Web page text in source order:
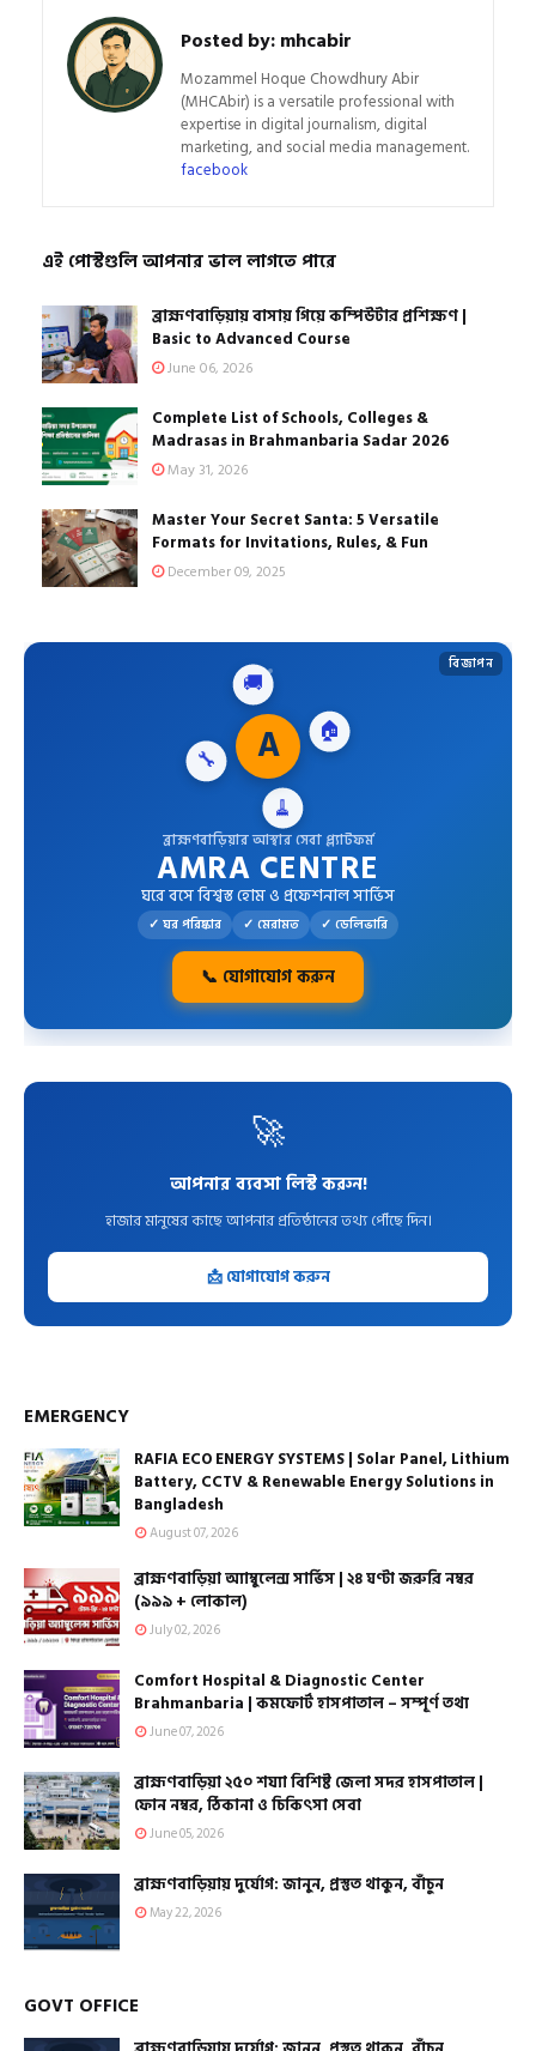
Posted by:mhcabir
Mozammel Hoque Chowdhury Abir
(MHCAbir) is a versatile professional with
expertise in digital journalism, digital
marketing, and social media management.
facebook
এই পোস্টগুলি আপনার ভাল লাগতে পারে
ব্রাহ্মণবাড়িয়ায় বাসায় গিয়ে কম্পিউটার প্রশিক্ষণ |
Basic to Advanced Course
June 06, 2026
Complete List of Schools, Colleges &
Madrasas in Brahmanbaria Sadar 2026
May 31, 2026
Master Your Secret Santa: 5 Versatile
Formats for Invitations, Rules, & Fun
December 09, 2025
বিজ্ঞাপন
🏠
A
ব্রাহ্মণবাড়িয়ার আস্থার সেবা প্ল্যাটফর্ম
AMRA CENTRE
ঘরে বসে বিশ্বস্ত হোম ও প্রফেশনাল সার্ভিস
✓ ঘর পরিষ্কার ✓ মেরামত ✓ ডেলিভারি
📞 যোগাযোগ করুন
🚀
আপনার ব্যবসা লিস্ট করুন!
হাজার মানুষের কাছে আপনার প্রতিষ্ঠানের তথ্য পৌঁছে দিন।
📩 যোগাযোগ করুন
EMERGENCY
RAFIA ECO ENERGY SYSTEMS | Solar Panel, Lithium
Battery, CCTV & Renewable Energy Solutions in
Bangladesh
August 07, 2026
ব্রাহ্মণবাড়িয়া অ্যাম্বুলেন্স সার্ভিস | ২৪ ঘণ্টা জরুরি নম্বর
(৯৯৯ + লোকাল)
July 02, 2026
Comfort Hospital & Diagnostic Center
Brahmanbaria | কমফোর্ট হাসপাতাল – সম্পূর্ণ তথ্য
June 07, 2026
ব্রাহ্মণবাড়িয়া ২৫০ শয্যা বিশিষ্ট জেলা সদর হাসপাতাল |
ফোন নম্বর, ঠিকানা ও চিকিৎসা সেবা
June 05, 2026
ব্রাহ্মণবাড়িয়ায় দুর্যোগ: জানুন, প্রস্তুত থাকুন, বাঁচুন
May 22, 2026
GOVT OFFICE